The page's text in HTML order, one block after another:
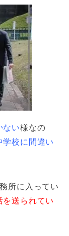
ない様なの
学校に間違い
所に入ってい
を送られてい